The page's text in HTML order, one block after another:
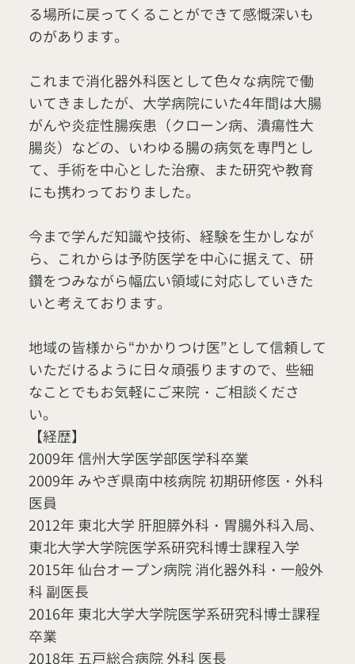
る場所に戻ってくることができて感慨深いも
のがあります。
これまで消化器外科医として色々な病院で働
いてきましたが、大学病院にいた4年間は大腸
がんや炎症性腸疾患（クローン病、潰瘍性大
腸炎）などの、いわゆる腸の病気を専門とし
て、手術を中心とした治療、また研究や教育
にも携わっておりました。
今まで学んだ知識や技術、経験を生かしなが
ら、これからは予防医学を中心に据えて、研
鑽をつみながら幅広い領域に対応していきた
いと考えております。
地域の皆様から“かかりつけ医”として信頼して
いただけるように日々頑張りますので、些細
なことでもお気軽にご来院・ご相談くださ
い。
【経歴】
2009年 信州大学医学部医学科卒業
2009年 みやぎ県南中核病院 初期研修医・外科
医員
2012年 東北大学 肝胆膵外科・胃腸外科入局、
東北大学大学院医学系研究科博士課程入学
2015年 仙台オープン病院 消化器外科・一般外
科 副医長
2016年 東北大学大学院医学系研究科博士課程
卒業
2018年 五戸総合病院 外科 医長